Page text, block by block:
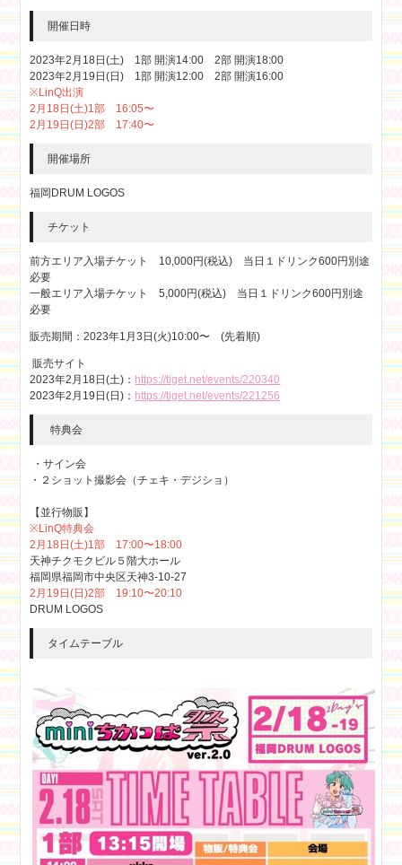
開催日時
2023年2月18日(土) 1部 開演14:00 2部 開演18:00
2023年2月19日(日) 1部 開演12:00 2部 開演16:00
※LinQ出演
2月18日(土)1部 16:05〜
2月19日(日)2部 17:40〜
開催場所
福岡DRUM LOGOS
チケット
前方エリア入場チケット 10,000円(税込) 当日１ドリンク600円別途
必要
一般エリア入場チケット 5,000円(税込) 当日１ドリンク600円別途
必要
販売期間：2023年1月3日(火)10:00〜 (先着順)
販売サイト
2023年2月18日(土)： https://tiget.net/events/220340
2023年2月19日(日)： https://tiget.net/events/221256
特典会
・サイン会
・２ショット撮影会（チェキ・デジショ）
【並行物販】
※LinQ特典会
2月18日(土)1部 17:00〜18:00
天神チクモクビル５階大ホール
福岡県福岡市中央区天神3-10-27
2月19日(日)2部 19:10〜20:10
DRUM LOGOS
タイムテーブル